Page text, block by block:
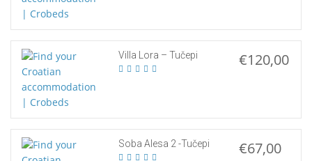
Villa Lora – Tučepi €120,00
Soba Alesa 2 -Tučepi €67,00